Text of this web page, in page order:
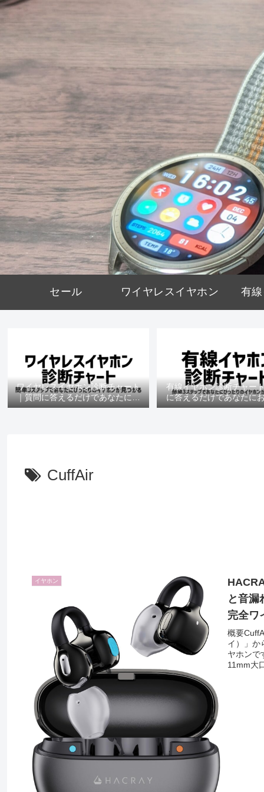
セール ワイヤレスイヤホン 有
ワイヤレスイヤホン診断チャート
｜質問に答えるだけであなたにお
すすめの機種がわかる
有線イヤホン診断チャー
に答えるだけであなたに
の機種がわかる
CuffAir
イヤホン
と音漏
完全ワ
概要
イ）」か
ヤホンで
11mm大